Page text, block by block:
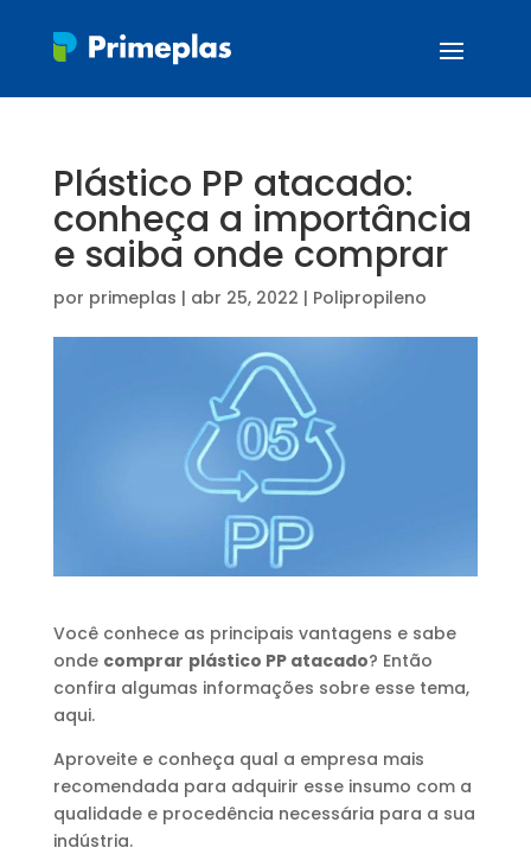
Plástico PP atacado:
conheça a importância
e saiba onde comprar
por primeplas | abr 25, 2022 | Polipropileno
Você conhece as principais vantagens e sabe
onde comprar plástico PP atacado? Então
confira algumas informações sobre esse tema,
aqui.
Aproveite e conheça qual a empresa mais
recomendada para adquirir esse insumo com a
qualidade e procedência necessária para a sua
indústria.